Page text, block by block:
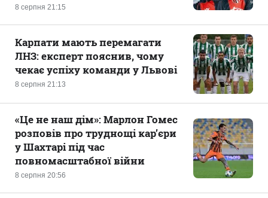
8 серпня 21:15
8 серпня 21:13
Карпати мають перемагати
ЛНЗ: експерт пояснив, чому
чекає успіху команди у Львові
8 серпня 20:56
«Це не наш дім»: Марлон Гомес
розповів про труднощі кар’єри
у Шахтарі під час
повномасштабної війни